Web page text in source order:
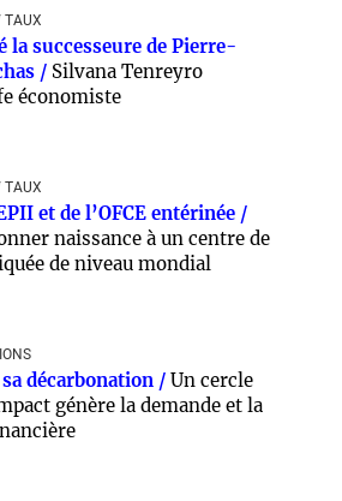
TAUX
la successeure de Pierre-
/ Silvana Tenreyro
économiste
TAUX
et de l’OFCE entérinée /
naissance à un centre de
de niveau mondial
décarbonation / Un cercle
génère la demande et la